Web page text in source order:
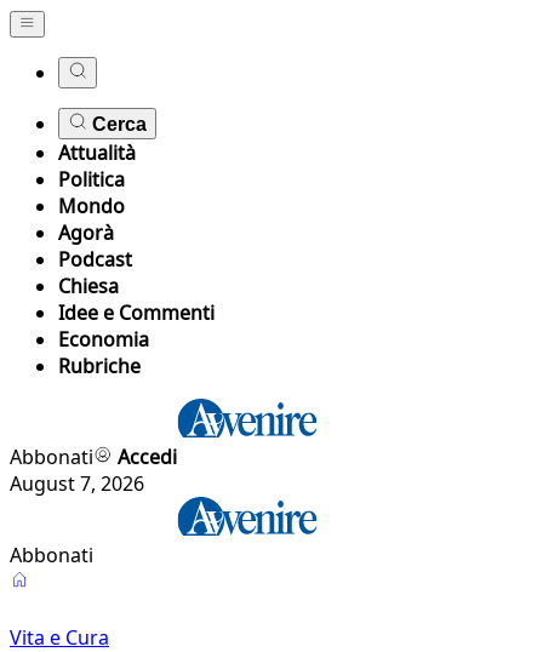
Cerca
Attualità
Politica
Mondo
Agorà
Podcast
Chiesa
Idee e Commenti
Economia
Rubriche
Abbonati
Accedi
August 7, 2026
Abbonati
Vita e Cura